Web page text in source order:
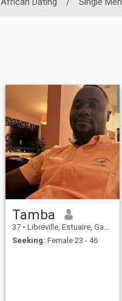
Tamba
37 • Libreville, Estuaire, Gabon
Seeking: Female 23 - 46